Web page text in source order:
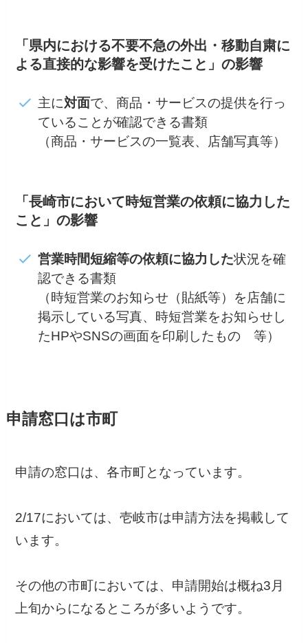
「県内における不要不急の外出・移動自粛に
よる直接的な影響を受けたこと」の影響
主に対面で、商品・サービスの提供を行っ
ていることが確認できる書類
（商品・サービスの一覧表、店舗写真等）
「長崎市において時短営業の依頼に協力した
こと」の影響
営業時間短縮等の依頼に協力した状況を確
認できる書類
（時短営業のお知らせ（貼紙等）を店舗に
掲示している写真、時短営業をお知らせし
たHPやSNSの画面を印刷したもの 等）
申請窓口は市町
申請の窓口は、各市町となっています。
2/17においては、壱岐市は申請方法を掲載して
います。
その他の市町においては、申請開始は概ね3月
上旬からになるところが多いようです。